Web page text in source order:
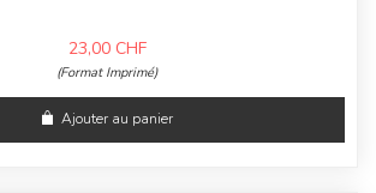
23,00 CHF
(Format Imprimé)
Ajouter au panier